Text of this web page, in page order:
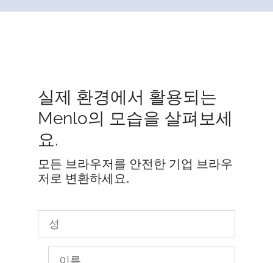
실제 환경에서 활용되는
Menlo의 모습을 살펴보세
요.
모든 브라우저를 안전한 기업 브라우
저로 변환하세요.